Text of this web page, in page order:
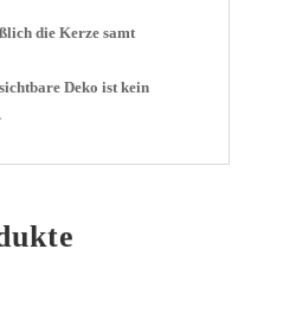
die Kerze samt
Deko ist kein